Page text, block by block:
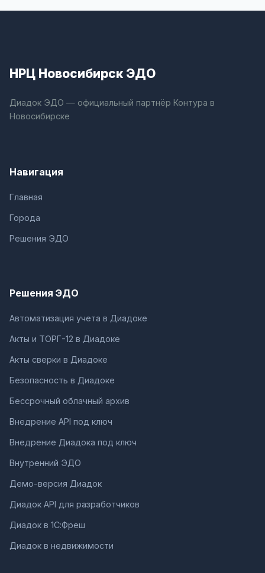
НРЦ Новосибирск ЭДО
Диадок ЭДО — официальный партнёр Контура в
Новосибирске
Навигация
Главная
Города
Решения ЭДО
Решения ЭДО
Автоматизация учета в Диадоке
Акты и ТОРГ-12 в Диадоке
Акты сверки в Диадоке
Безопасность в Диадоке
Бессрочный облачный архив
Внедрение API под ключ
Внедрение Диадока под ключ
Внутренний ЭДО
Демо-версия Диадок
Диадок API для разработчиков
Диадок в 1С:Фреш
Диадок в недвижимости